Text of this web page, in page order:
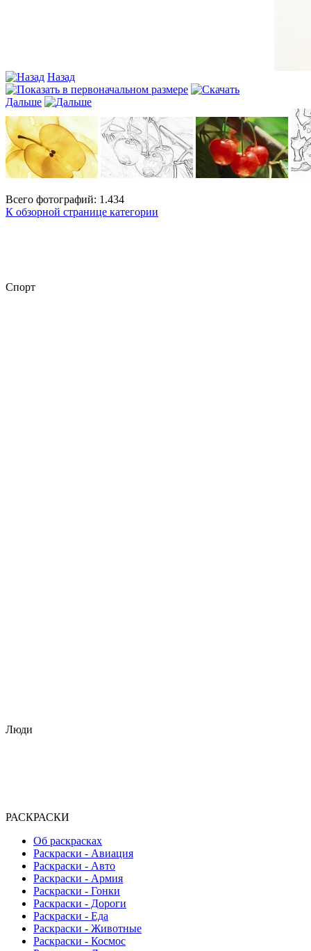
Назад
Дальше
Всего фотографий: 1.434
К обзорной странице категории
Спорт
Люди
РАСКРАСКИ
Об раскрасках
Раскраски - Авиация
Раскраски - Авто
Раскраски - Армия
Раскраски - Гонки
Раскраски - Дороги
Раскраски - Еда
Раскраски - Животныe
Раскраски - Космос